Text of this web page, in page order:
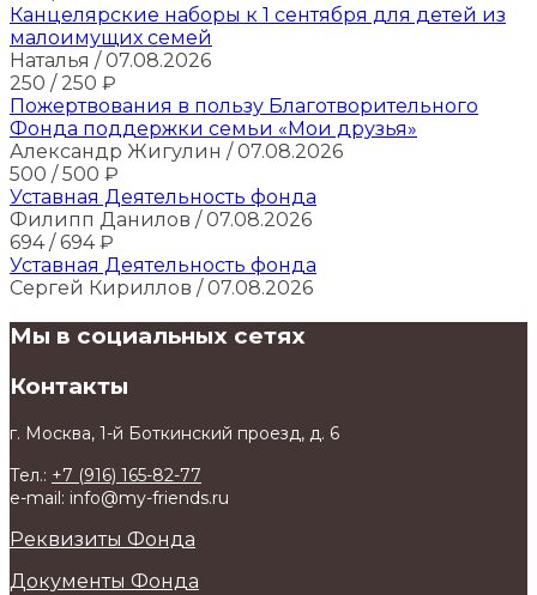
Канцелярские наборы к 1 сентября для детей из
малоимущих семей
Наталья / 07.08.2026
250 / 250 ₽
Пожертвования в пользу Благотворительного
Фонда поддержки семьи «Мои друзья»
Александр Жигулин / 07.08.2026
500 / 500 ₽
Уставная Деятельность фонда
Филипп Данилов / 07.08.2026
694/ 694₽
Уставная Деятельность фонда
Сергей Кириллов / 07.08.2026
Мы в социальных сетях
Контакты
г. Москва, 1-й Боткинский проезд, д. 6
Тел.: +7 (916) 165-82-77
e-mail: info@my-friends.ru
Реквизиты Фонда
Документы Фонда